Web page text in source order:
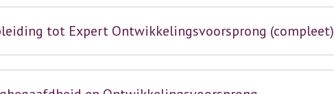
tot Expert Ontwikkelingsvoorsprong (compleet)